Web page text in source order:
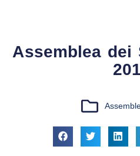
Assemblea dei